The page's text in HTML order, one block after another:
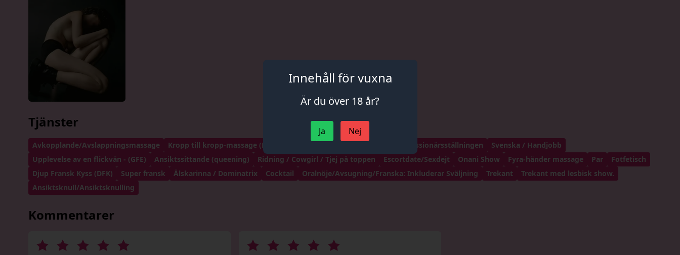
Tjänster
Avkopplande/Avslappningsmassage Kropp till kropp-massage (B2B) Danska / Missionärsställningen
Svenska / Handjobb
Upplevelse av en flickvän - (GFE)
Ansiktssittande (queening) Ridning / Cowgirl / Tjej på toppen Escortdate/Sexdejt Onani Show Fyra-händer massage Par
Fotfetisch
Djup Fransk Kyss (DFK)
Super fransk Älskarinna / Dominatrix Cocktail Oralnöje/Avsugning/Franska: Inkluderar Sväljning Trekant
Trekant med lesbisk show.
Ansiktsknull/Ansiktsknulling
Kommentarer
Innehåll för vuxna
Är du över 18 år?
Ja Nej